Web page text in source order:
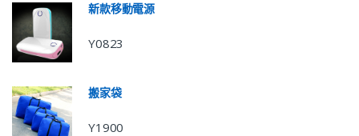
新款移動電源
Y0823
搬家袋
Y1900